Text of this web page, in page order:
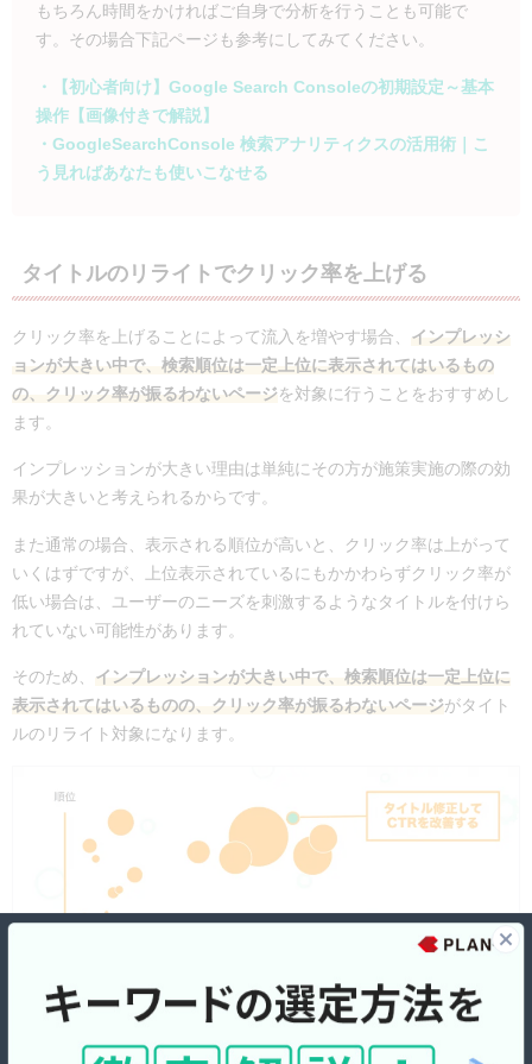
もちろん時間をかければご自身で分析を行うことも可能で
す。その場合下記ページも参考にしてみてください。
・【初心者向け】Google Search Consoleの初期設定～基本
操作【画像付きで解説】
・GoogleSearchConsole 検索アナリティクスの活用術｜こ
う見ればあなたも使いこなせる
タイトルのリライトでクリック率を上げる
クリック率を上げることによって流入を増やす場合、 インプレッシ
ョンが大きい中で、検索順位は一定上位に表示されてはいるもの
の、クリック率が振るわないページを対象に行うことをおすすめし
ます。
インプレッションが大きい理由は単純にその方が施策実施の際の効
果が大きいと考えられるからです。
また通常の場合、表示される順位が高いと、クリック率は上がって
いくはずですが、上位表示されているにもかかわらずクリック率が
低い場合は、ユーザーのニーズを刺激するようなタイトルを付けら
れていない可能性があります。
そのため、 インプレッションが大きい中で、検索順位は一定上位に
表示されてはいるものの、クリック率が振るわないページがタイト
ルのリライト対象になります。